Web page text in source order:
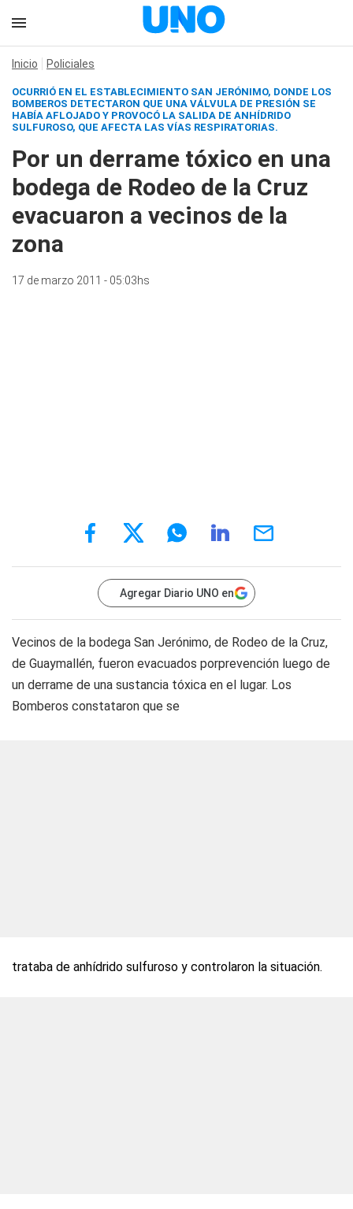
Inicio Policiales
OCURRIÓ EN EL ESTABLECIMIENTO SAN JERÓNIMO, DONDE LOS
BOMBEROS DETECTARON QUE UNA VÁLVULA DE PRESIÓN SE
HABÍA AFLOJADO Y PROVOCÓ LA SALIDA DE ANHÍDRIDO
SULFUROSO, QUE AFECTA LAS VÍAS RESPIRATORIAS.
Por un derrame tóxico en una
bodega de Rodeo de la Cruz
evacuaron a vecinos de la
zona
17 de marzo 2011 - 05:03hs
Agregar Diario UNO en
Vecinos de la bodega San Jerónimo, de Rodeo de la Cruz,
de Guaymallén, fueron evacuados porprevención luego de
un derrame de una sustancia tóxica en el lugar. Los
Bomberos constataron que se
trataba de anhídrido sulfuroso y controlaron la situación.